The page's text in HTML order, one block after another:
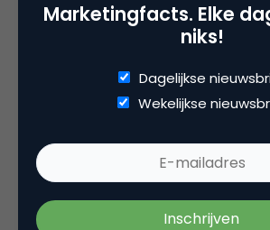
heuristieke deel van onze wereld
het bewuste, rationele, analytische
system 1-niveau, maar waarin
wordt gevergd op system 2-niveau.
Reclamebureaus zijn in de unieke
twee met elkaar in verbinding te
ideas
that might just
Marketingfacts. Elke
niks!
Dagelijkse
Wekelijkse